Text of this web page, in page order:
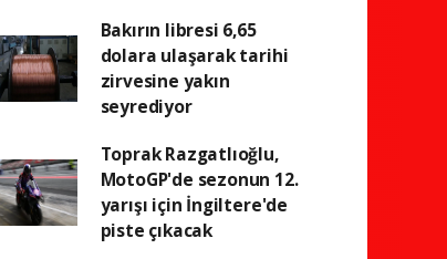
Bakırın libresi 6,65
dolara ulaşarak tarihi
zirvesine yakın
seyrediyor
Toprak Razgatlıoğlu,
MotoGP'de sezonun 12.
yarışı için İngiltere'de
piste çıkacak